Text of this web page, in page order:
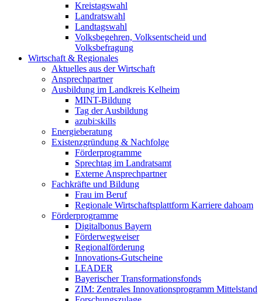
Kreistagswahl
Landratswahl
Landtagswahl
Volksbegehren, Volksentscheid und
Volksbefragung
Wirtschaft & Regionales
Aktuelles aus der Wirtschaft
Ansprechpartner
Ausbildung im Landkreis Kelheim
MINT-Bildung
Tag der Ausbildung
azubi:skills
Energieberatung
Existenzgründung & Nachfolge
Förderprogramme
Sprechtag im Landratsamt
Externe Ansprechpartner
Fachkräfte und Bildung
Frau im Beruf
Regionale Wirtschaftsplattform Karriere dahoam
Förderprogramme
Digitalbonus Bayern
Förderwegweiser
Regionalförderung
Innovations-Gutscheine
LEADER
Bayerischer Transformationsfonds
ZIM: Zentrales Innovationsprogramm Mittelstand